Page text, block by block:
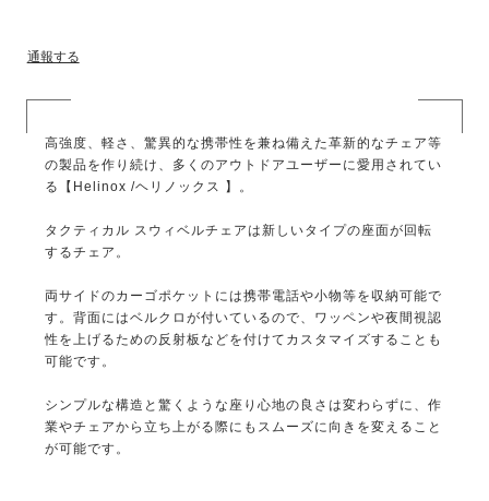
通報する
高強度、軽さ、驚異的な携帯性を兼ね備えた革新的なチェア等
の製品を作り続け、多くのアウトドアユーザーに愛用されてい
る【Helinox /ヘリノックス 】。
タクティカル スウィベルチェアは新しいタイプの座面が回転
するチェア。
両サイドのカーゴポケットには携帯電話や小物等を収納可能で
す。背面にはベルクロが付いているので、ワッペンや夜間視認
性を上げるための反射板などを付けてカスタマイズすることも
可能です。
シンプルな構造と驚くような座り心地の良さは変わらずに、作
業やチェアから立ち上がる際にもスムーズに向きを変えること
が可能です。